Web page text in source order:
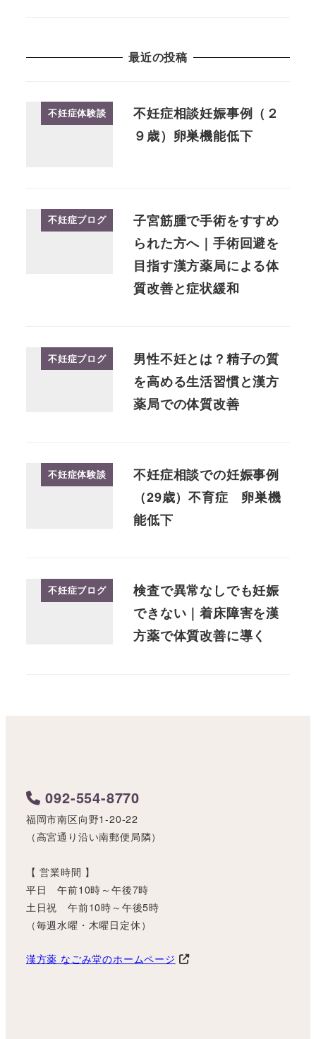
最近の投稿
不妊症体験談
不妊症相談妊娠事例（２
９歳）卵巣機能低下
不妊症ブログ
子宮筋腫で手術をすすめ
られた方へ｜手術回避を
目指す漢方薬局による体
質改善と症状緩和
不妊症ブログ
男性不妊とは？精子の質
を高める生活習慣と漢方
薬局での体質改善
不妊症体験談
不妊症相談での妊娠事例
（29歳）不育症 卵巣機
能低下
不妊症ブログ
検査で異常なしでも妊娠
できない｜着床障害を漢
方薬で体質改善に導く
092-554-8770
福岡市南区向野1-20-22
（高宮通り沿い南郵便局隣）
【 営業時間 】
平日 午前10時～午後7時
土日祝 午前10時～午後5時
（毎週水曜・木曜日定休）
漢方薬 なごみ堂のホームページ